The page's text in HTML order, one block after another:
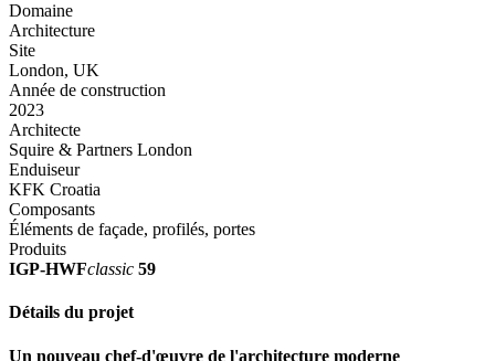
Domaine
Architecture
Site
London, UK
Année de construction
2023
Architecte
Squire & Partners London
Enduiseur
KFK Croatia
Composants
Éléments de façade, profilés, portes
Produits
IGP-HWFclassic 59
Détails du projet
Un nouveau chef-d'œuvre de l'architecture moderne